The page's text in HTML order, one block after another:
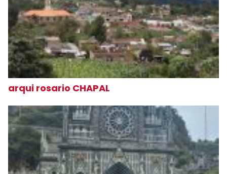
arqui rosario CHAPAL